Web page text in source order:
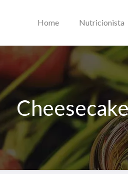
Home Nutricionista